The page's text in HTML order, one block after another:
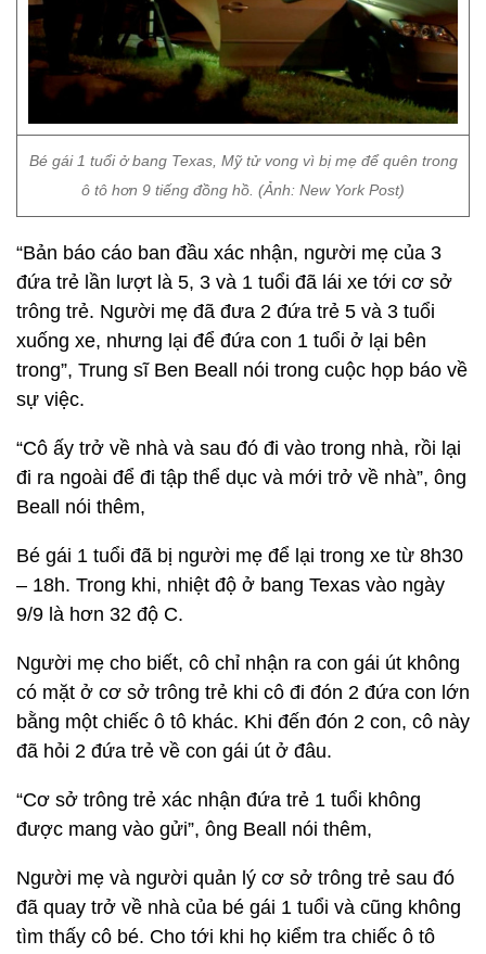
Bé gái 1 tuổi ở bang Texas, Mỹ tử vong vì bị mẹ để quên trong
ô tô hơn 9 tiếng đồng hồ. (Ảnh: New York Post)
“Bản báo cáo ban đầu xác nhận, người mẹ của 3
đứa trẻ lần lượt là 5, 3 và 1 tuổi đã lái xe tới cơ sở
trông trẻ. Người mẹ đã đưa 2 đứa trẻ 5 và 3 tuổi
xuống xe, nhưng lại để đứa con 1 tuổi ở lại bên
trong”, Trung sĩ Ben Beall nói trong cuộc họp báo về
sự việc.
“Cô ấy trở về nhà và sau đó đi vào trong nhà, rồi lại
đi ra ngoài để đi tập thể dục và mới trở về nhà”, ông
Beall nói thêm,
Bé gái 1 tuổi đã bị người mẹ để lại trong xe từ 8h30
– 18h. Trong khi, nhiệt độ ở bang Texas vào ngày
9/9 là hơn 32 độ C.
Người mẹ cho biết, cô chỉ nhận ra con gái út không
có mặt ở cơ sở trông trẻ khi cô đi đón 2 đứa con lớn
bằng một chiếc ô tô khác. Khi đến đón 2 con, cô này
đã hỏi 2 đứa trẻ về con gái út ở đâu.
“Cơ sở trông trẻ xác nhận đứa trẻ 1 tuổi không
được mang vào gửi”, ông Beall nói thêm,
Người mẹ và người quản lý cơ sở trông trẻ sau đó
đã quay trở về nhà của bé gái 1 tuổi và cũng không
tìm thấy cô bé. Cho tới khi họ kiểm tra chiếc ô tô